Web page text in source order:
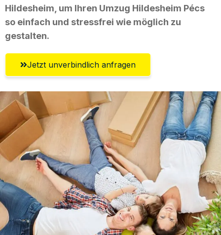
Hildesheim, um Ihren Umzug Hildesheim Pécs
so einfach und stressfrei wie möglich zu
gestalten.
Jetzt unverbindlich anfragen